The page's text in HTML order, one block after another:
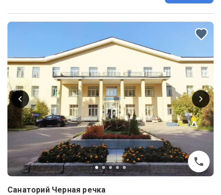
Санаторий Черная речка